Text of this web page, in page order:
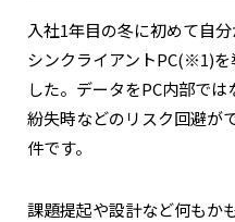
入社1年目の冬に初めて自
シンクライアントPC(※1)
した。データをPC内部では
紛失時などのリスク回避が
件です。
課題提起や設計など何もか